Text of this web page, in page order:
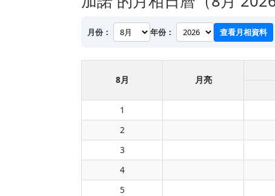
月份： 年份： 查看月相資料
8月 月亮
1
2
3
4
5